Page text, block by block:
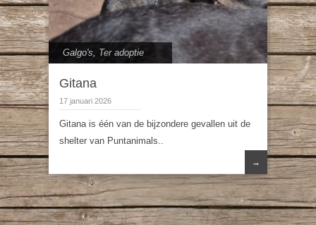
Galgo's Ter adoptie
Gitana
17 januari 2026
Gitana is één van de bijzondere gevallen uit de
shelter van Puntanimals..
→